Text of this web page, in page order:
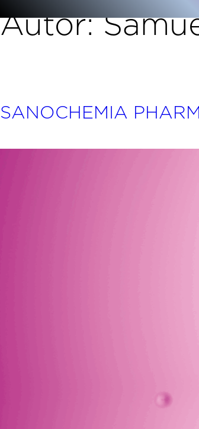
springen
Autor:
SANOCHEMIA